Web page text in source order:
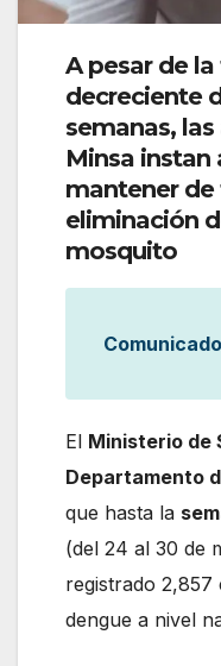
A pesar de
decreciente
semanas,
Minsa instan
mantener
eliminación
mosquito
El Ministerio de
Departamento
que hasta la
(del 24 al 30 de
registrado 2,857
dengue a nivel